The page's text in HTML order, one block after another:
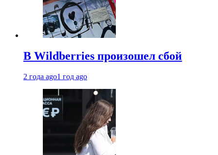
В Wildberries произошел сбой
2 года ago1 год ago